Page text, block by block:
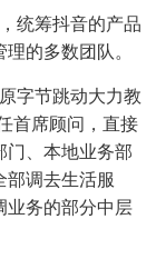
统筹抖音的产品
的多数团队。
字节跳动大力教
首席顾问，直接
门、本地业务部
部调去生活服
业务的部分中层